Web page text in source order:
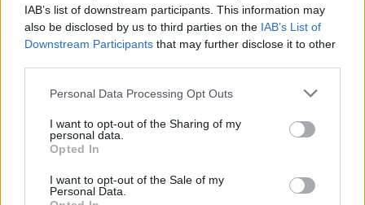
IAB’s list of downstream participants. This information may
also be disclosed by us to third parties on the IAB’s List of
Downstream Participants that may further disclose it to other
Personal Data Processing Opt Outs
I want to opt-out of the Sharing of my
personal data.
Opted In
I want to opt-out of the Sale of my
Personal Data.
00:00:30
Vaizdai iš tragiškos avarijos Vilniaus r.: dviejų moterų ir
vaiko gyvybių išgelbėti nepavyko
Savaitės vidurys nusimato karštas: temperatūra kils iki
32 laipsnių šilumos